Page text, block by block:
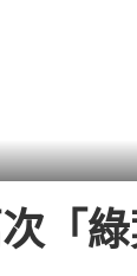
「